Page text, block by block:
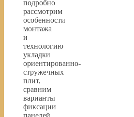
подробно
рассмотрим
особенности
монтажа
и
технологию
укладки
ориентированно-
стружечных
плит,
сравним
варианты
фиксации
панелей